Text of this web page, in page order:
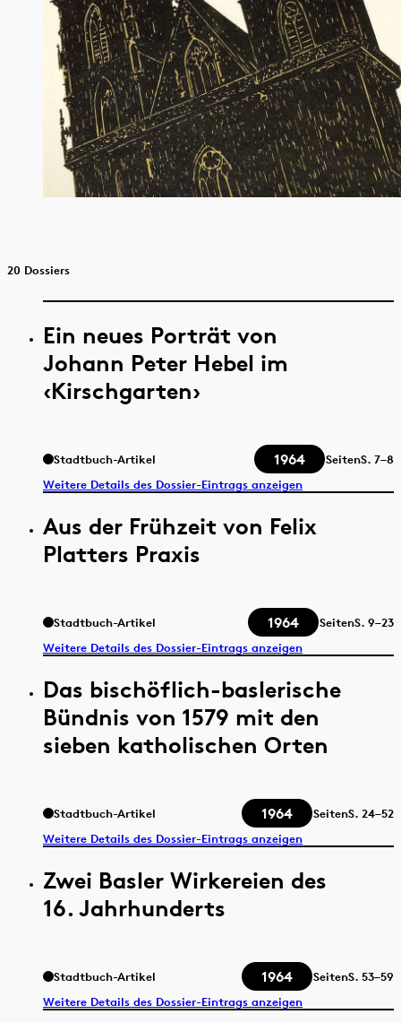
20 Dossiers
Ein neues Porträt von
Johann Peter Hebel im
‹Kirschgarten›
Stadtbuch-Artikel 1964 SeitenS. 7–8
Weitere Details des Dossier-Eintrags anzeigen
Aus der Frühzeit von Felix
Platters Praxis
Stadtbuch-Artikel 1964 SeitenS. 9–23
Weitere Details des Dossier-Eintrags anzeigen
Das bischöflich-baslerische
Bündnis von 1579 mit den
sieben katholischen Orten
Stadtbuch-Artikel 1964 SeitenS. 24–52
Weitere Details des Dossier-Eintrags anzeigen
Zwei Basler Wirkereien des
16. Jahrhunderts
Stadtbuch-Artikel 1964 SeitenS. 53–59
Weitere Details des Dossier-Eintrags anzeigen